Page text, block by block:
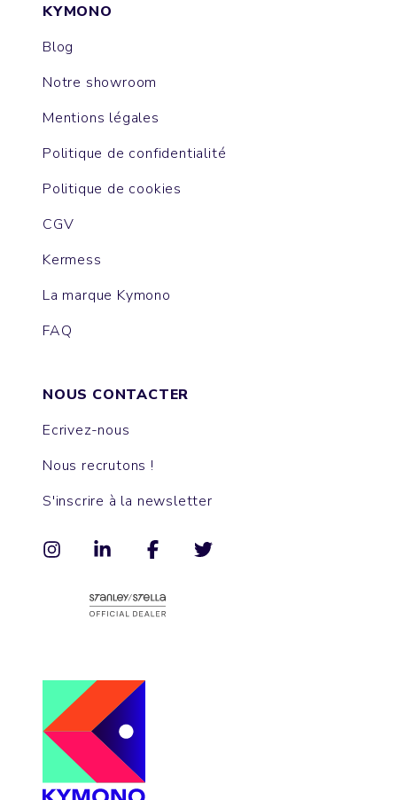
KYMONO
Blog
Notre showroom
Mentions légales
Politique de confidentialité
Politique de cookies
CGV
Kermess
La marque Kymono
FAQ
NOUS CONTACTER
Ecrivez-nous
Nous recrutons !
S'inscrire à la newsletter